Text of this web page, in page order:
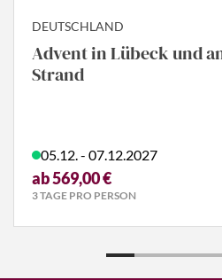
DEUTSCHLAND
Advent in Lübeck und
Strand
05.12. - 07.12.2027
ab 569,00 €
3 TAGE PRO PERSON